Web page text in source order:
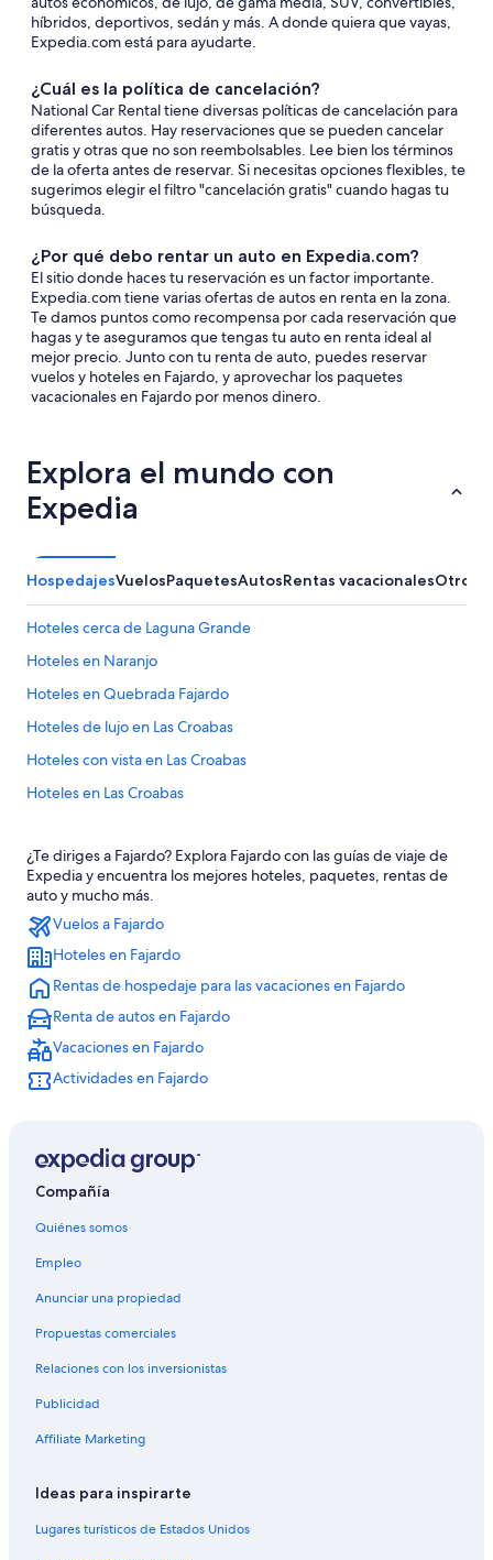
híbridos, deportivos, sedán y más. A donde quiera que vayas,
Expedia.com está para ayudarte.
¿Cuál es la política de cancelación?
National Car Rental tiene diversas políticas de cancelación para
diferentes autos. Hay reservaciones que se pueden cancelar
gratis y otras que no son reembolsables. Lee bien los términos
de la oferta antes de reservar. Si necesitas opciones flexibles, te
sugerimos elegir el filtro "cancelación gratis" cuando hagas tu
búsqueda.
¿Por qué debo rentar un auto en Expedia.com?
El sitio donde haces tu reservación es un factor importante.
Expedia.com tiene varias ofertas de autos en renta en la zona.
Te damos puntos como recompensa por cada reservación que
hagas y te aseguramos que tengas tu auto en renta ideal al
mejor precio. Junto con tu renta de auto, puedes reservar
vuelos y hoteles en Fajardo, y aprovechar los paquetes
vacacionales en Fajardo por menos dinero.
Explora el mundo con
Expedia
HospedajesVuelosPaquetesAutosRentas vacacionalesOtros
Hoteles cerca de Laguna Grande
Hoteles en Naranjo
Hoteles en Quebrada Fajardo
Hoteles de lujo en Las Croabas
Hoteles con vista en Las Croabas
Hoteles en Las Croabas
Hoteles en Sardinera
Hoteles cerca de El Conquistador Golf Course
Hoteles en Pitahaya
Hoteles cerca de Parque Nacional Balneario Seven Seas
Hoteles en Ceiba
Hoteles cerca de Reserva Natural Las Cabezas de San Juan
Hoteles en Quebrada Vueltas
¿Te diriges a Fajardo? Explora Fajardo con las guías de viaje de
Expedia y encuentra los mejores hoteles, paquetes, rentas de
auto y mucho más.
Vuelos a Fajardo
Hoteles en Fajardo
Rentas de hospedaje para las vacaciones en Fajardo
Renta de autos en Fajardo
Vacaciones en Fajardo
Actividades en Fajardo
Compañía
Quiénes somos
Empleo
Anunciar una propiedad
Propuestas comerciales
Relaciones con los inversionistas
Publicidad
Affiliate Marketing
Ideas para inspirarte
Lugares turísticos de Estados Unidos